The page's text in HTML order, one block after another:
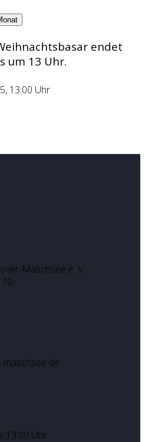
endet
um 13 Uhr.
13:00 Uhr
Maschsee e. V.
13:00 Uhr